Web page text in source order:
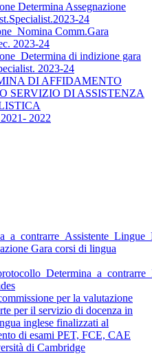
Determina Assegnazione
24
Comm.Gara
2023-24
di indizione gara
2023-24
DI AFFIDAMENTO
SERVIZIO DI ASSISTENZA
2022
Gara corsi di lingua
per la valutazione
per il servizio di docenza in
inglese finalizzati al
di esami PET, FCE, CAE
di Cambridge